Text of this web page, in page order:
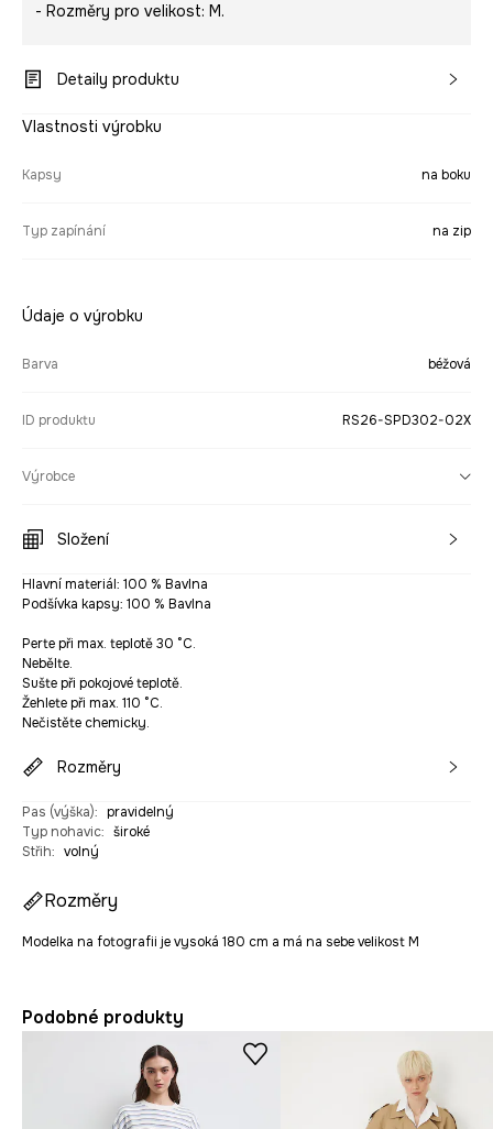
- Rozměry pro velikost: M.
Detaily produktu
Vlastnosti výrobku
Kapsy na boku
Typ zapínání na zip
Údaje o výrobku
Barva béžová
ID produktu RS26-SPD302-02X
Výrobce
Složení
Hlavní materiál: 100 % Bavlna
Podšívka kapsy: 100 % Bavlna
Perte při max. teplotě 30 °C.
Nebělte.
Sušte při pokojové teplotě.
Žehlete při max. 110 °C.
Nečistěte chemicky.
Rozměry
Pas (výška): pravidelný
Typ nohavic: široké
Střih: volný
Rozměry
Modelka na fotografii je vysoká 180 cm a má na sebe velikost M
Podobné produkty